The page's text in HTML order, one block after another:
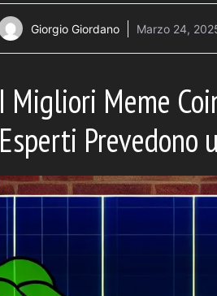
Giorgio Giordano Marzo 24,
I Migliori Meme
Esperti Prevedono